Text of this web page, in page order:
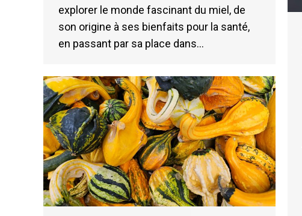
explorer le monde fascinant du miel, de
son origine à ses bienfaits pour la santé,
en passant par sa place dans…